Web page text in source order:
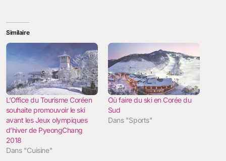
Similaire
L’Office du Tourisme Coréen
souhaite promouvoir le ski
avant les Jeux olympiques
d’hiver de PyeongChang
2018
Dans "Cuisine"
Où faire du ski en Corée du
Sud
Dans "Sports"